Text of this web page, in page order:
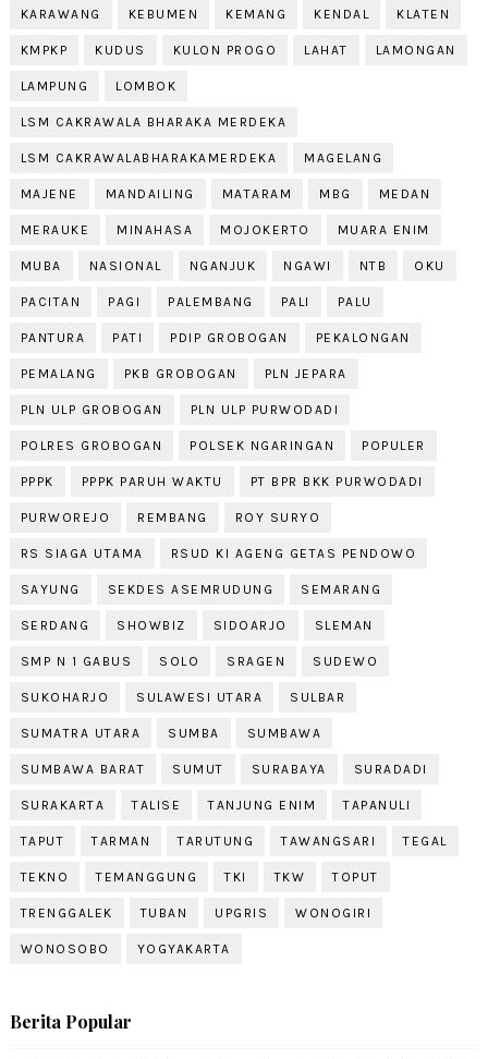
KARAWANG KEBUMEN KEMANG KENDAL KLATEN
KMPKP KUDUS KULON PROGO LAHAT LAMONGAN
LAMPUNG LOMBOK
LSM CAKRAWALA BHARAKA MERDEKA
LSM CAKRAWALABHARAKAMERDEKA MAGELANG
MAJENE MANDAILING MATARAM MBG MEDAN
MERAUKE MINAHASA MOJOKERTO MUARA ENIM
MUBA NASIONAL NGANJUK NGAWI NTB OKU
PACITAN PAGI PALEMBANG PALI PALU
PANTURA PATI PDIP GROBOGAN PEKALONGAN
PEMALANG PKB GROBOGAN PLN JEPARA
PLN ULP GROBOGAN PLN ULP PURWODADI
POLRES GROBOGAN POLSEK NGARINGAN POPULER
PPPK PPPK PARUH WAKTU PT BPR BKK PURWODADI
PURWOREJO REMBANG ROY SURYO
RS SIAGA UTAMA RSUD KI AGENG GETAS PENDOWO
SAYUNG SEKDES ASEMRUDUNG SEMARANG
SERDANG SHOWBIZ SIDOARJO SLEMAN
SMP N 1 GABUS SOLO SRAGEN SUDEWO
SUKOHARJO SULAWESI UTARA SULBAR
SUMATRA UTARA SUMBA SUMBAWA
SUMBAWA BARAT SUMUT SURABAYA SURADADI
SURAKARTA TALISE TANJUNG ENIM TAPANULI
TAPUT TARMAN TARUTUNG TAWANGSARI TEGAL
TEKNO TEMANGGUNG TKI TKW TOPUT
TRENGGALEK TUBAN UPGRIS WONOGIRI
WONOSOBO YOGYAKARTA
Berita Popular